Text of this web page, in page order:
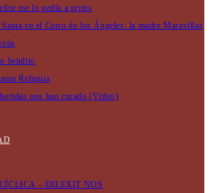
me lo pedía a gritos
en el Cerro de los Ángeles: la madre Maravillas
bendito
Reliquia
nos han curado (Vídeo)
– DILEXIT NOS